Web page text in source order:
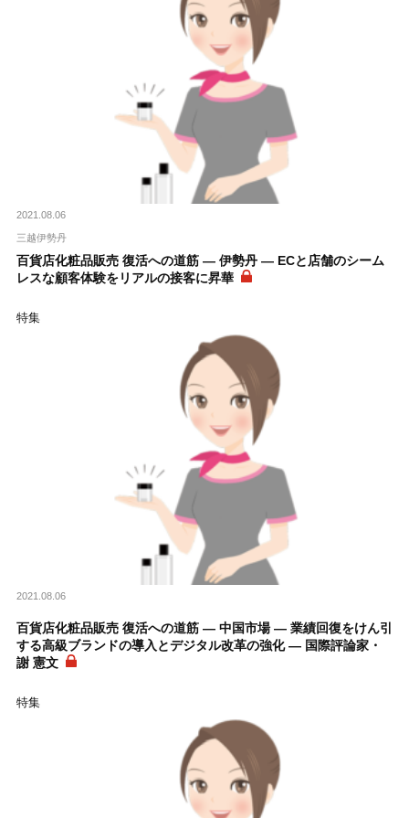
2021.08.06
三越伊勢丹
百貨店化粧品販売 復活への道筋 ― 伊勢丹 ― ECと店舗のシーム
レスな顧客体験をリアルの接客に昇華
特集
2021.08.06
百貨店化粧品販売 復活への道筋 ― 中国市場 ― 業績回復をけん引
する高級ブランドの導入とデジタル改革の強化 ― 国際評論家・
謝 憲文
特集